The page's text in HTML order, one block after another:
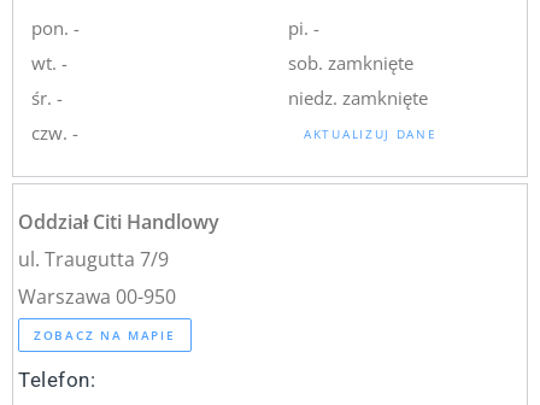
pon. -
wt. -
śr. -
czw. -
pi. -
sob. zamknięte
niedz. zamknięte
AKTUALIZUJ DANE
Oddział Citi Handlowy
ul. Traugutta 7/9
Warszawa 00-950
ZOBACZ NA MAPIE
Telefon: